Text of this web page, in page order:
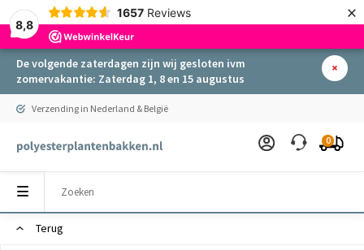
8,8
1657 Reviews ×
De volgende zaterdagen zijn wij gesloten ivm
zomervakantie: Zaterdag 1, 8 en 15 augustus
Verzending in Nederland & België
0
Terug